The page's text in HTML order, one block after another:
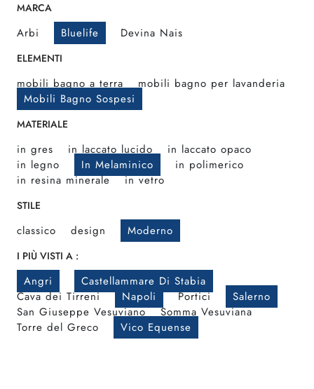
MARCA
Arbi Bluelife Devina Nais
ELEMENTI
mobili bagno a terra
mobili bagno per lavanderia
Mobili Bagno Sospesi
MATERIALE
in gres in laccato lucido
in laccato opaco
in legno
In Melaminico
in polimerico
in resina minerale
in vetro
STILE
classico design Moderno
I PIÙ VISTI A :
Angri
Castellammare Di Stabia
Cava dei Tirreni
Napoli Portici
Salerno
San Giuseppe Vesuviano
Somma Vesuviana
Torre del Greco
Vico Equense